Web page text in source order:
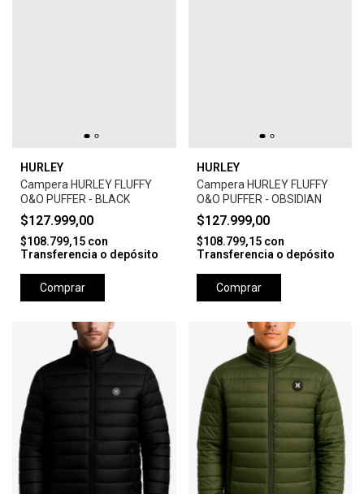
HURLEY
Campera HURLEY FLUFFY
O&O PUFFER - BLACK
$127.999,00
$108.799,15 con
Transferencia o depósito
Comprar
HURLEY
Campera HURLEY FLUFFY
O&O PUFFER - OBSIDIAN
$127.999,00
$108.799,15 con
Transferencia o depósito
Comprar